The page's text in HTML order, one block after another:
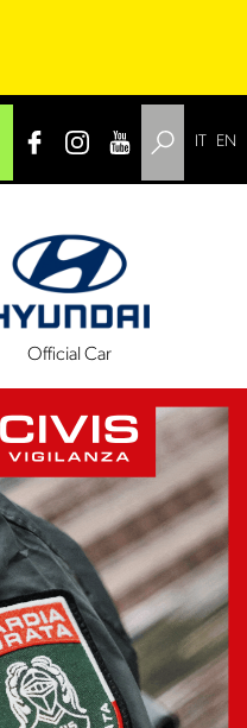
EN
Official Car